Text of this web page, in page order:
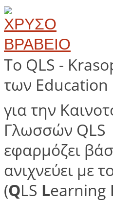
To QLS -
των Education
για την
Γλωσσών QLS
εφαρμόζει
ανιχνεύει με
(QLS Learning